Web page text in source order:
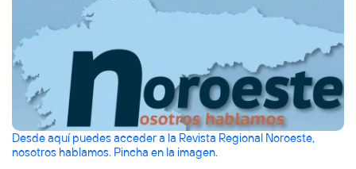
Desde aquí puedes acceder a la Revista Regional Noroeste,
nosotros hablamos. Pincha en la imagen.